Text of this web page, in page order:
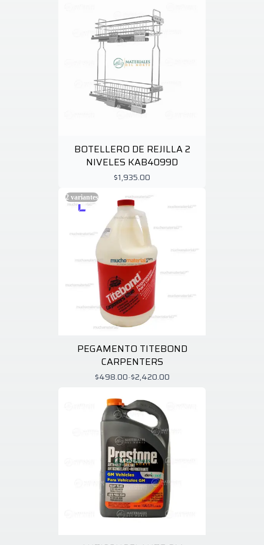
BOTELLERO DE REJILLA 2
NIVELES KAB4099D
$1,935.00
2 variantes
PEGAMENTO TITEBOND
CARPENTERS
$498.00-$2,420.00